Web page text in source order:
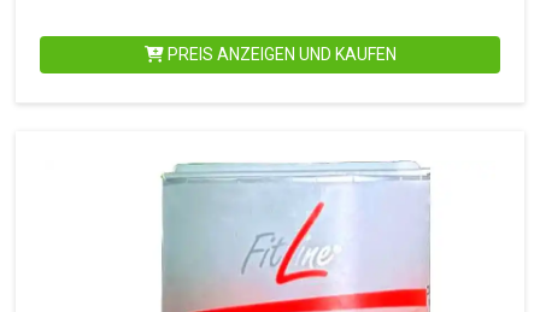
PREIS ANZEIGEN UND KAUFEN